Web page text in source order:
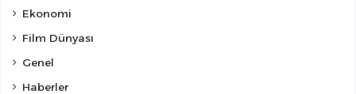
Ekonomi
Film Dünyası
Genel
Haberler